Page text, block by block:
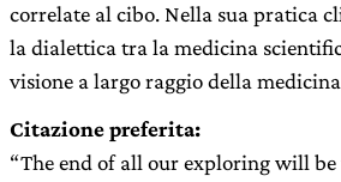
correlate al cibo. Nella sua pratica
la dialettica tra la medicina
visione a largo raggio della
Citazione preferita:
“The end of all our exploring will